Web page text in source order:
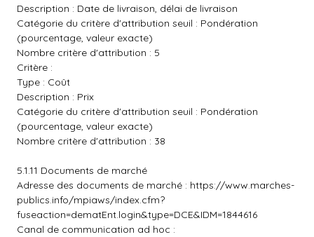
Description : Date de livraison, délai de livraison
Catégorie du critère d'attribution seuil : Pondération
(pourcentage, valeur exacte)
Nombre critère d'attribution : 5
Critère :
Type : Coût
Description : Prix
Catégorie du critère d'attribution seuil : Pondération
(pourcentage, valeur exacte)
Nombre critère d'attribution : 38
5.1.11 Documents de marché
Adresse des documents de marché : https://www.marches-
publics.info/mpiaws/index.cfm?
fuseaction=dematEnt.login&type=DCE&IDM=1844616
Canal de communication ad hoc :